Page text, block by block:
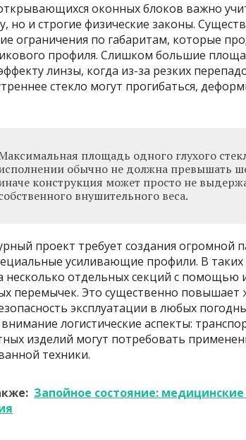
оконных блоков важно
но и строгие физические законы.
ограничения по габаритам, которые
профиля. Слишком большие
линзы, когда из-за резких
стекло могут прогибаться,
площадь одного глухого
обычно не должна превышать
конструкция может просто не
внушительного веса.
проект требует создания
усиливающие профили. В таких
несколько отдельных секций с
перемычек. Это существенно повышает
эксплуатации в любых
логистические аспекты:
изделий могут потребовать
техники.
Запойное состояние: